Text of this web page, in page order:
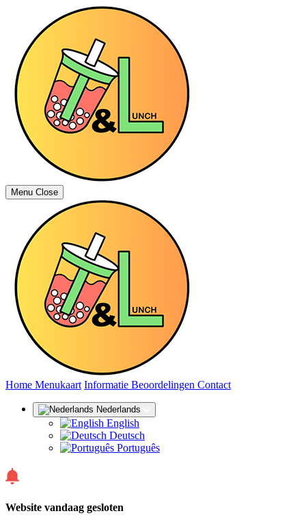
Menu Close
Home (huidige)
Menukaart Informatie Beoordelingen Contact
Nederlands
English
Deutsch
Português
Website vandaag gesloten